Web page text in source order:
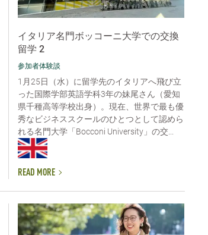
イタリア名門ボッコーニ大学での交換
留学 2
参加者体験談
1月25日（水）に留学先のイタリアへ飛び立
った国際学部英語学科3年の妹尾さん（愛知
県千種高等学校出身）。現在、世界で最も優
秀なビジネススクールのひとつとして認めら
れる名門大学「Bocconi University」の交...
READ MORE